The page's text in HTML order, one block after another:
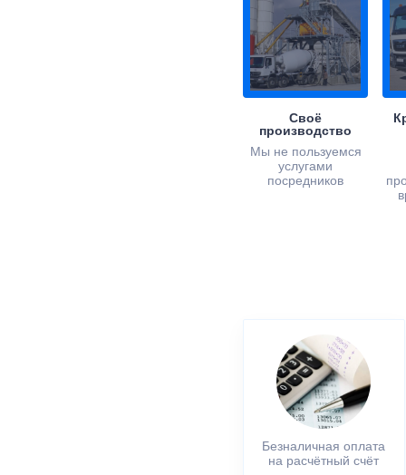
Своё
производство
Мы не пользуемся
услугами
посредников
Безналичная оплата
на расчётный счёт